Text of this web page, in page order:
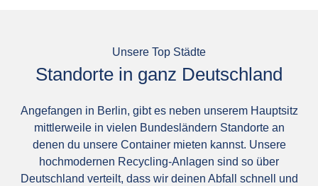
Unsere Top Städte
Standorte in ganz Deutschland
Angefangen in Berlin, gibt es neben unserem Hauptsitz
mittlerweile in vielen Bundesländern Standorte an
denen du unsere Container mieten kannst. Unsere
hochmodernen Recycling-Anlagen sind so über
Deutschland verteilt, dass wir deinen Abfall schnell und